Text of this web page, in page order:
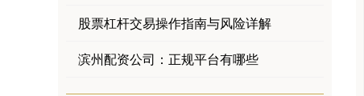
股票杠杆交易操作指南与风险详解
滨州配资公司：正规平台有哪些